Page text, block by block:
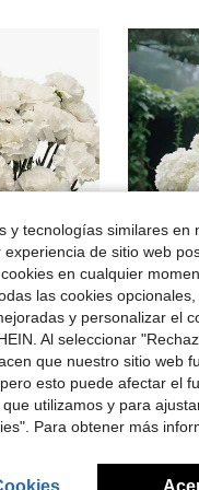
de $0.56
de Cumpleaños en el Hogar, Tallos de Clavel Artificiales, Flores Falsas de Seda para Arreglos Funerarios, Ramos de Boda, Coronas de Cementerio, Manualidades DIY
-27% Juego de 3 piezas de flores artificiales de hortensia blanca -
#4 Más
¡Casi
#4 Más
¡Casi
#4 Más
¡Casi
#4 Más
¡Casi
$3.20
con cupón
y tecnologías similares
de sitio web
en cualquier
las cookies
y personalizar el
Al seleccionar
que nuestro sitio web
esto puede afectar el
utilizamos y para
Para obtener más